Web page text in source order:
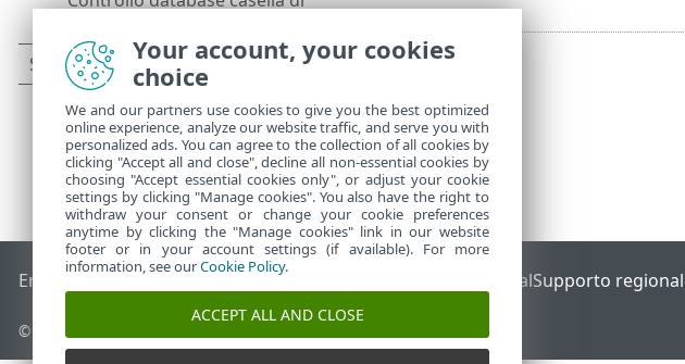
End of Life ESET Knowledge Base ESET Status PortalSupporto
© 1992 - 2025 ESET, spol. s r.o. - Tutti i diritti riservati.
Your account, your cookies
choice
We and our partners use cookies to give you the best optimized
online experience, analyze our website traffic, and serve you with
personalized ads. You can agree to the collection of all cookies by
clicking "Accept all and close", decline all non-essential cookies by
choosing "Accept essential cookies only", or adjust your cookie
settings by clicking "Manage cookies". You also have the right to
withdraw your consent or change your cookie preferences
anytime by clicking the "Manage cookies" link in our website
footer or in your account settings (if available). For more
information, see ourCookie Policy.
ACCEPT ALL AND CLOSE